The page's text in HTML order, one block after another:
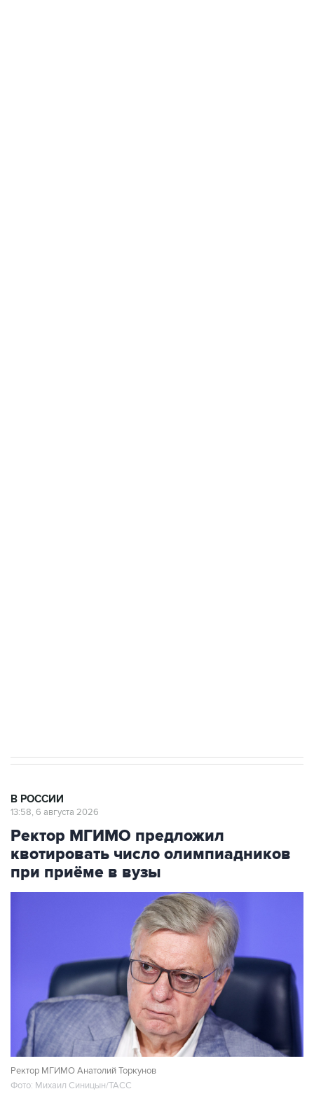
В РОССИИ
13:58, 6 августа 2026
Ректор МГИМО предложил
квотировать число олимпиадников
при приёме в вузы
Ректор МГИМО Анатолий Торкунов
Фото: Михаил Синицын/ТАСС